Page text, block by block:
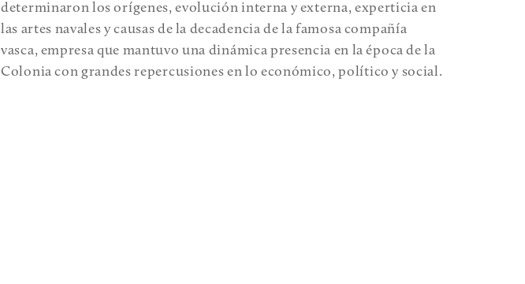
determinaron los orígenes, evolución interna y externa, experticia en
las artes navales y causas de la decadencia de la famosa compañía
vasca, empresa que mantuvo una dinámica presencia en la época de la
Colonia con grandes repercusiones en lo económico, político y social.